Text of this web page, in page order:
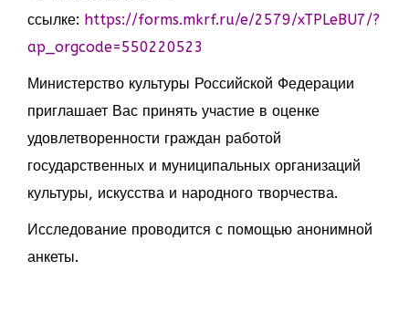
ссылке: https://forms.mkrf.ru/e/2579/xTPLeBU7/?
ap_orgcode=550220523
Министерство культуры Российской Федерации
приглашает Вас принять участие в оценке
удовлетворенности граждан работой
государственных и муниципальных организаций
культуры, искусства и народного творчества.
Исследование проводится с помощью анонимной
анкеты.